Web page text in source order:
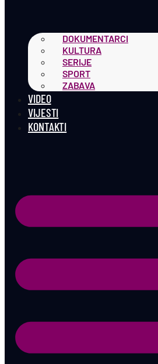
DOKUMENTARCI
KULTURA
SERIJE
SPORT
ZABAVA
VIDEO
VIJESTI
KONTAKTI